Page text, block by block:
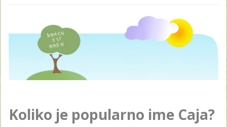
Koliko je popularno ime Caja?